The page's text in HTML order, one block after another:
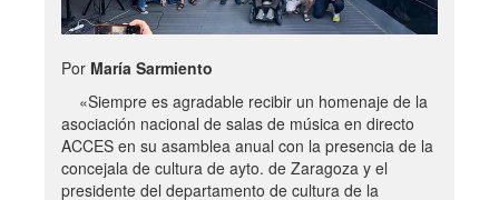
Por María Sarmiento
«Siempre es agradable recibir un homenaje de la
asociación nacional de salas de música en directo
ACCES en su asamblea anual con la presencia de la
concejala de cultura de ayto. de Zaragoza y el
presidente del departamento de cultura de la